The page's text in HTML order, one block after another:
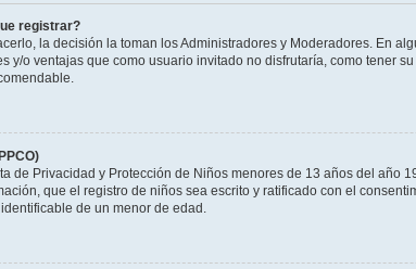
registrar?
la decisión la toman los Administradores y Moderadores. En
y/o ventajas que como usuario invitado no disfrutaría, como tener
de Privacidad y Protección de Niños menores de 13 años del
que el registro de niños sea escrito y ratificado con el
de un menor de edad.